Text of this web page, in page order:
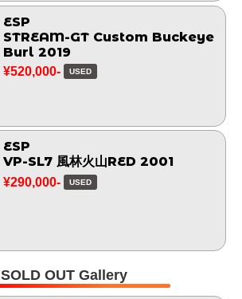
ESP
STREAM-GT Custom Buckeye
Burl 2019
¥520,000- USED
ESP
VP-SL7 風林火山RED 2001
¥290,000- USED
SOLD OUT Gallery